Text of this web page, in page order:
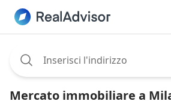
Mercato immobiliare a